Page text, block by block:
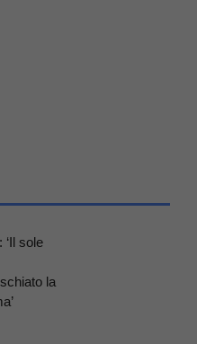
sole
la